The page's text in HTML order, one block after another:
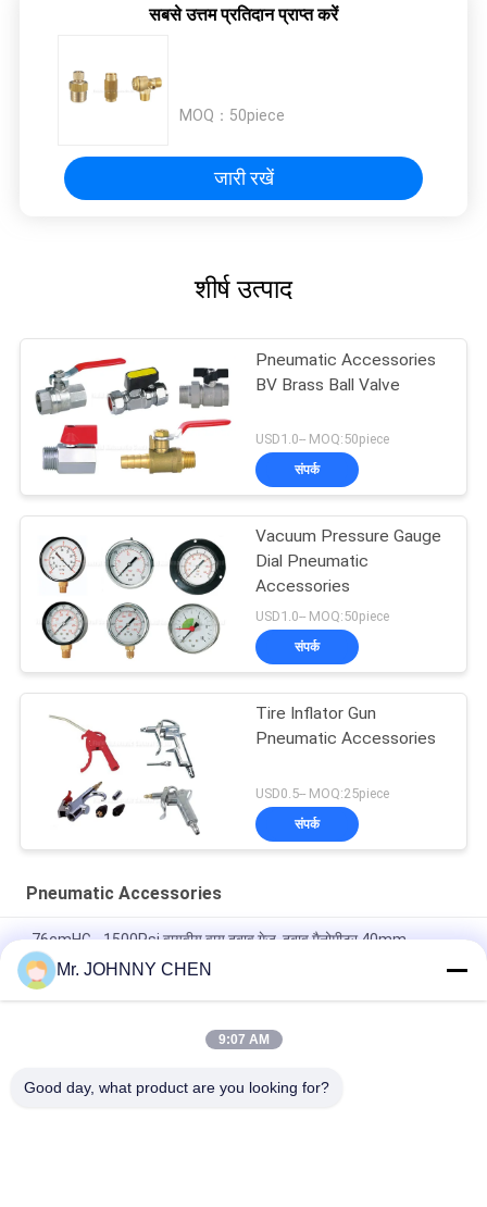
सबसे उत्तम प्रतिदान प्राप्त करें
MOQ： 50piece
जारी रखें
शीर्ष उत्पाद
Pneumatic Accessories
BV Brass Ball Valve
USD1.0-- MOQ:50piece
संपर्क
Vacuum Pressure Gauge
Dial Pneumatic
Accessories
USD1.0-- MOQ:50piece
संपर्क
Tire Inflator Gun
Pneumatic Accessories
USD0.5-- MOQ:25piece
संपर्क
Pneumatic Accessories
-76cmHG - 1500Psi वायवीय वायु दबाव गेज, दबाव मैनोमीटर 40mm-
150mm डायल आकार
वसंत खुला प्रकार 1.35Mpa RSV पीतल सुरक्षा वाल्व 1/8 " - 2" PT के लिए हवा
Mr. JOHNNY CHEN
9:07 AM
Good day, what product are you looking for?